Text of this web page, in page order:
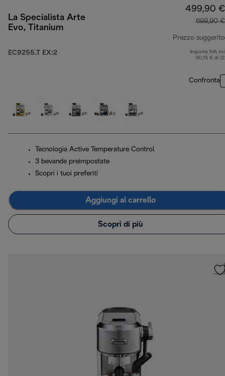
La Specialista Arte
Evo, Titanium
EC9255.T EX:2
499,90 €
699,90 €
Prezzo suggerito
Importo IVA
90,15 € di
Confronta
Tecnologia Active Temperature Control
3 bevande preimpostate
Scopri i tuoi preferiti
Aggiungi al carrello
Scopri di più